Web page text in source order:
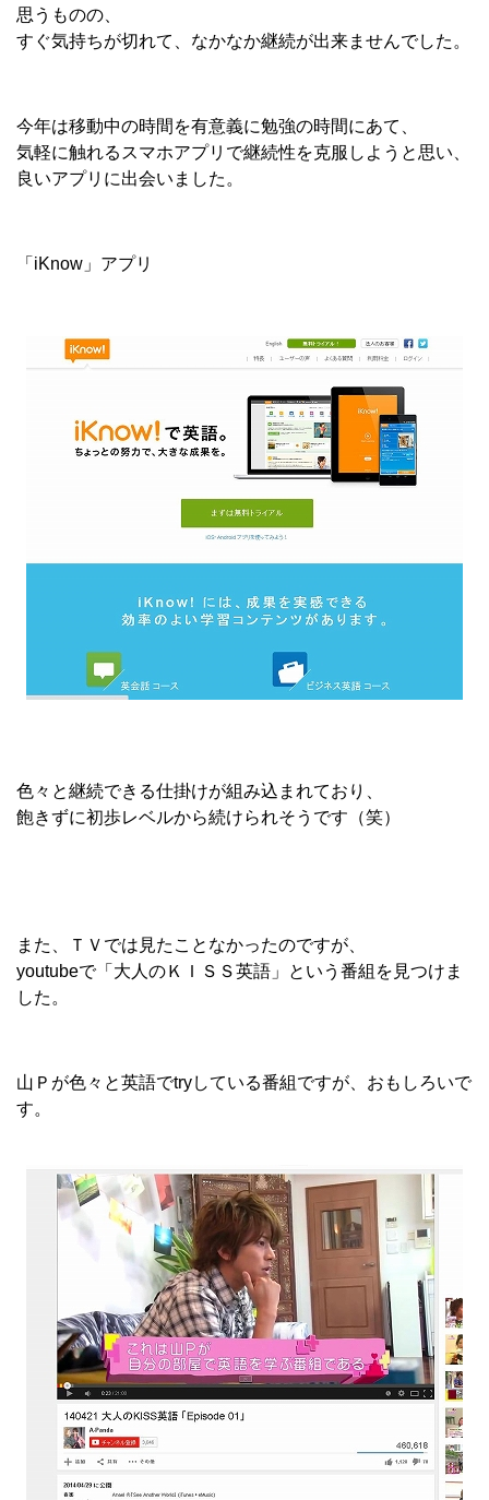
思うものの、
すぐ気持ちが切れて、なかなか継続が出来ませんでした。
今年は移動中の時間を有意義に勉強の時間にあて、
気軽に触れるスマホアプリで継続性を克服しようと思い、
良いアプリに出会いました。
「iKnow」アプリ
色々と継続できる仕掛けが組み込まれており、
飽きずに初歩レベルから続けられそうです（笑）
また、ＴＶでは見たことなかったのですが、
youtubeで「大人のＫＩＳＳ英語」という番組を見つけま
した。
山Ｐが色々と英語でtryしている番組ですが、おもしろいで
す。